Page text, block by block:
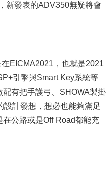
新發表的ADV350無疑將會
EICMA2021，也就是2021
引擎與Smart Key系統等
有把手護弓、SHOWA製掛
計發想，想必也能夠滿足
公路或是Off Road都能充